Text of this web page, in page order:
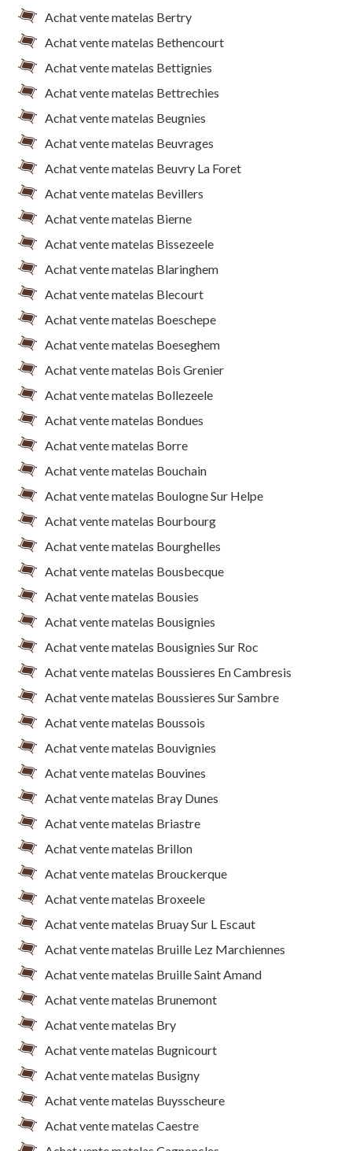
Achat vente matelas Bertry
Achat vente matelas Bethencourt
Achat vente matelas Bettignies
Achat vente matelas Bettrechies
Achat vente matelas Beugnies
Achat vente matelas Beuvrages
Achat vente matelas Beuvry La Foret
Achat vente matelas Bevillers
Achat vente matelas Bierne
Achat vente matelas Bissezeele
Achat vente matelas Blaringhem
Achat vente matelas Blecourt
Achat vente matelas Boeschepe
Achat vente matelas Boeseghem
Achat vente matelas Bois Grenier
Achat vente matelas Bollezeele
Achat vente matelas Bondues
Achat vente matelas Borre
Achat vente matelas Bouchain
Achat vente matelas Boulogne Sur Helpe
Achat vente matelas Bourbourg
Achat vente matelas Bourghelles
Achat vente matelas Bousbecque
Achat vente matelas Bousies
Achat vente matelas Bousignies
Achat vente matelas Bousignies Sur Roc
Achat vente matelas Boussieres En Cambresis
Achat vente matelas Boussieres Sur Sambre
Achat vente matelas Boussois
Achat vente matelas Bouvignies
Achat vente matelas Bouvines
Achat vente matelas Bray Dunes
Achat vente matelas Briastre
Achat vente matelas Brillon
Achat vente matelas Brouckerque
Achat vente matelas Broxeele
Achat vente matelas Bruay Sur L Escaut
Achat vente matelas Bruille Lez Marchiennes
Achat vente matelas Bruille Saint Amand
Achat vente matelas Brunemont
Achat vente matelas Bry
Achat vente matelas Bugnicourt
Achat vente matelas Busigny
Achat vente matelas Buysscheure
Achat vente matelas Caestre